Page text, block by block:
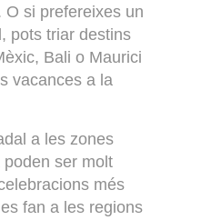
O si prefereixes un
pots triar destins
Bali o Maurici
vacances a la
a les zones
poden ser molt
més
fan a les regions